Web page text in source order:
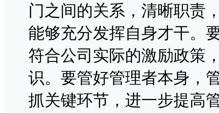
门之间的关系，清晰职责
能够充分发挥自身才干。
符合公司实际的激励政策
识。要管好管理者本身，
抓关键环节，进一步提高